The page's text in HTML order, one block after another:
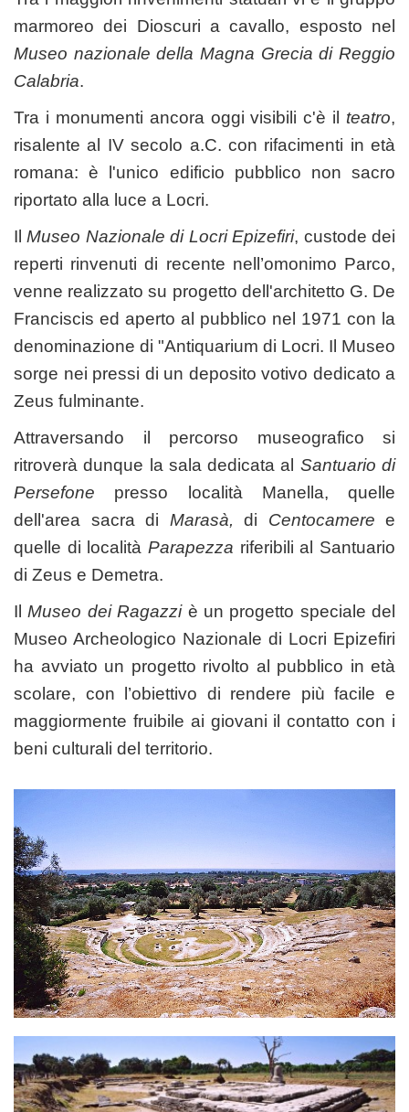
marmoreo dei Dioscuri a cavallo, esposto nel
Museo nazionale della Magna Grecia di Reggio
Calabria.
Tra i monumenti ancora oggi visibili c'è il teatro,
risalente al IV secolo a.C. con rifacimenti in età
romana: è l'unico edificio pubblico non sacro
riportato alla luce a Locri.
IlMuseo Nazionale di Locri Epizefiri, custode dei
reperti rinvenuti di recente nell’omonimo Parco,
venne realizzato su progetto dell'architetto G. De
Franciscis ed aperto al pubblico nel 1971 con la
denominazione di "Antiquarium di Locri. Il Museo
sorge nei pressi di un deposito votivo dedicato a
Zeus fulminante.
Attraversando il percorso museografico si
ritroverà dunque la sala dedicata al Santuario di
Persefone presso località Manella, quelle
dell'area sacra di Marasà, di Centocamere e
quelle di località Parapezza riferibili al Santuario
di Zeus e Demetra.
IlMuseo dei Ragazziè un progetto speciale del
Museo Archeologico Nazionale di Locri Epizefiri
ha avviato un progetto rivolto al pubblico in età
scolare, con l’obiettivo di rendere più facile e
maggiormente fruibile ai giovani il contatto con i
beni culturali del territorio.